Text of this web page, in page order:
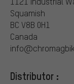
Squamish
BC V8B 0H1
Canada
Distributor :